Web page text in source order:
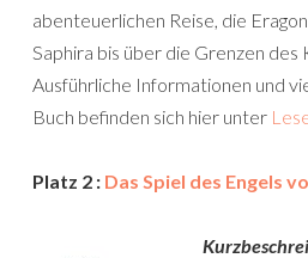
abenteuerlichen Reise, die
Saphira bis über die Grenzen des
Ausführliche Informationen und
Buch befinden sich hier unter
Platz 2 : Das Spiel des Engels